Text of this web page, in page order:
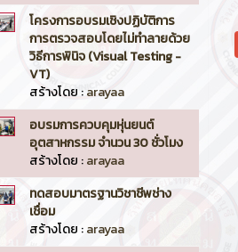
โครงการอบรมเชิงปฏิบัติการ
การตรวจสอบโดยไม่ทำลายด้วย
วิธีการพินิจ (Visual Testing -
VT)
สร้างโดย :arayaa
อบรมการควบคุมหุ่นยนต์
อุตสาหกรรม จำนวน 30 ชั่วโมง
สร้างโดย :arayaa
ทดสอบมาตรฐานวิชาชีพช่าง
เชื่อม
สร้างโดย :arayaa